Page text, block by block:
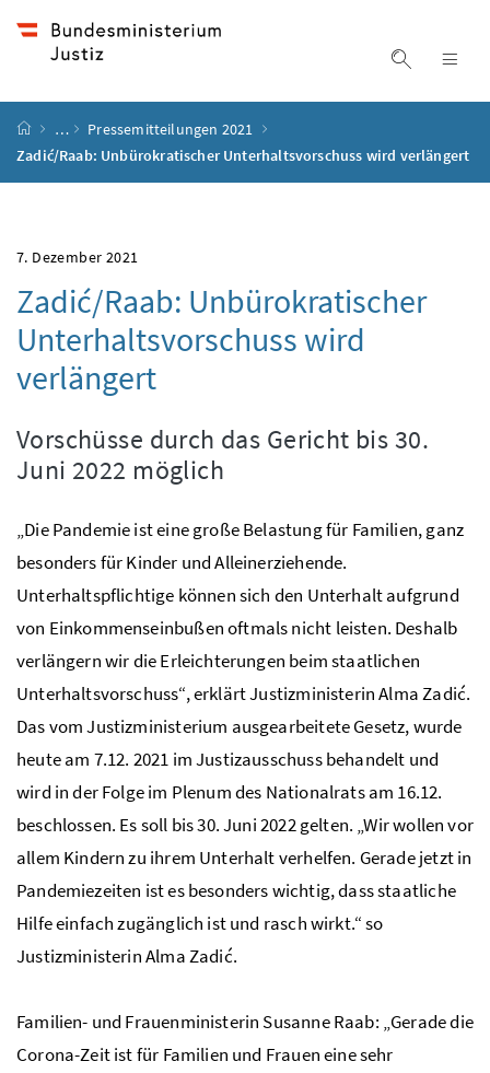
Suche
Startseite
…
Pressemitteilungen 2021
Zadić/Raab: Unbürokratischer Unterhaltsvorschuss wird verlängert
7. Dezember 2021
Zadić/Raab: Unbürokratischer
Unterhaltsvorschuss wird
verlängert
Vorschüsse durch das Gericht bis 30.
Juni 2022 möglich
„Die Pandemie ist eine große Belastung für Familien, ganz
besonders für Kinder und Alleinerziehende.
Unterhaltspflichtige können sich den Unterhalt aufgrund
von Einkommenseinbußen oftmals nicht leisten. Deshalb
verlängern wir die Erleichterungen beim staatlichen
Unterhaltsvorschuss“, erklärt Justizministerin Alma Zadić.
Das vom Justizministerium ausgearbeitete Gesetz, wurde
heute am 7.12. 2021 im Justizausschuss behandelt und
wird in der Folge im Plenum des Nationalrats am 16.12.
beschlossen. Es soll bis 30. Juni 2022 gelten. „Wir wollen vor
allem Kindern zu ihrem Unterhalt verhelfen. Gerade jetzt in
Pandemiezeiten ist es besonders wichtig, dass staatliche
Hilfe einfach zugänglich ist und rasch wirkt.“ so
Justizministerin Alma Zadić.
Familien- und Frauenministerin Susanne Raab: „Gerade die
Corona-Zeit ist für Familien und Frauen eine sehr